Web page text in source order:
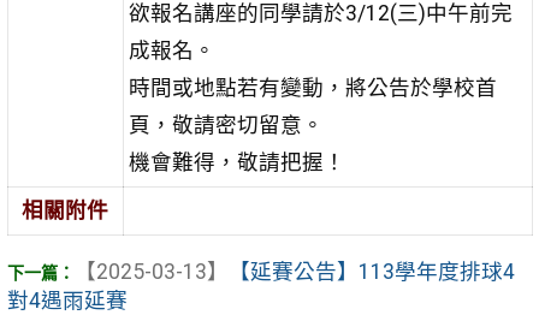
欲報名講座的同學請於3/12(三)中午前完
成報名。
時間或地點若有變動，將公告於學校首
頁，敬請密切留意。
機會難得，敬請把握！
相關附件
【2025-03-13】
【延賽公告】113學年度排球4
對4遇雨延賽